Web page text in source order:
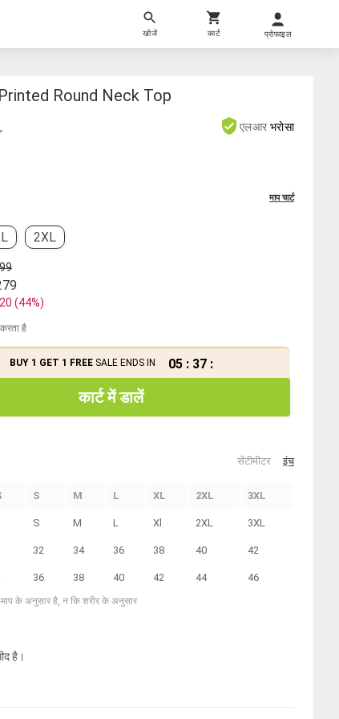
खोजें कार्ट प्रोफाइल
Round Neck Top
एलआर भरोसा
माप चार्ट
2XL
(44%)
है
BUY 1 GET 1 FREESALE ENDS IN 05 : 37 :
कार्ट में डालें
सेंटीमीटर इंच
S M L XL 2XL 3XL
S M L Xl 2XL 3XL
32 34 36 38 40 42
36 38 40 42 44 46
माप के अनुसार है, न कि शरीर के अनुसार
है।